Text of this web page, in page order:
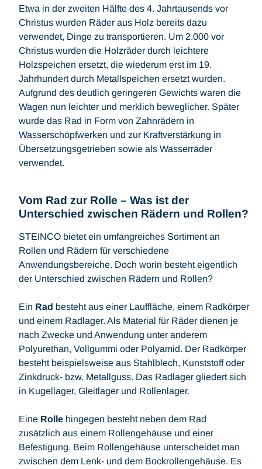
Etwa in der zweiten Hälfte des 4. Jahrtausends vor
Christus wurden Räder aus Holz bereits dazu
verwendet, Dinge zu transportieren. Um 2.000 vor
Christus wurden die Holzräder durch leichtere
Holzspeichen ersetzt, die wiederum erst im 19.
Jahrhundert durch Metallspeichen ersetzt wurden.
Aufgrund des deutlich geringeren Gewichts waren die
Wagen nun leichter und merklich beweglicher. Später
wurde das Rad in Form von Zahnrädern in
Wasserschöpfwerken und zur Kraftverstärkung in
Übersetzungsgetrieben sowie als Wasserräder
verwendet.
Vom Rad zur Rolle – Was ist der
Unterschied zwischen Rädern und Rollen?
STEINCO bietet ein umfangreiches Sortiment an
Rollen und Rädern für verschiedene
Anwendungsbereiche. Doch worin besteht eigentlich
der Unterschied zwischen Rädern und Rollen?
Ein Rad besteht aus einer Lauffläche, einem Radkörper
und einem Radlager. Als Material für Räder dienen je
nach Zwecke und Anwendung unter anderem
Polyurethan, Vollgummi oder Polyamid. Der Radkörper
besteht beispielsweise aus Stahlblech, Kunststoff oder
Zinkdruck- bzw. Metallguss. Das Radlager gliedert sich
in Kugellager, Gleitlager und Rollenlager.
Eine Rolle hingegen besteht neben dem Rad
zusätzlich aus einem Rollengehäuse und einer
Befestigung. Beim Rollengehäuse unterscheidet man
zwischen dem Lenk- und dem Bockrollengehäuse. Es